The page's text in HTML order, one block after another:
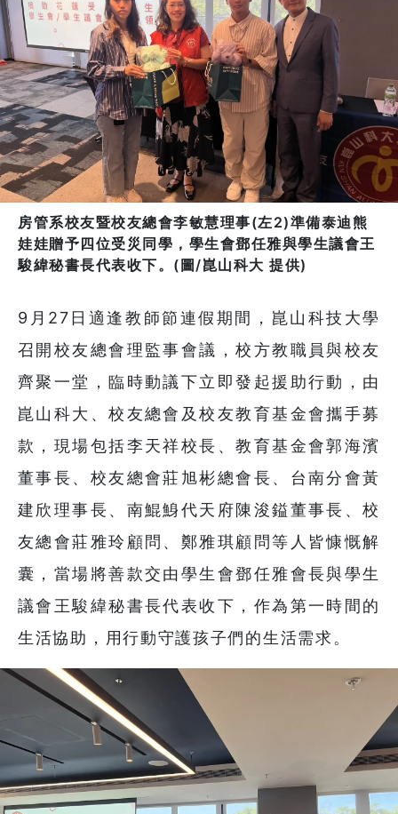
房管系校友暨校友總會李敏慧理事(左2)準備泰迪熊
娃娃贈予四位受災同學，學生會鄧任雅與學生議會王
駿緯秘書長代表收下。(圖/崑山科大 提供)
9月27日適逢教師節連假期間，崑山科技大學
召開校友總會理監事會議，校方教職員與校友
齊聚一堂，臨時動議下立即發起援助行動，由
崑山科大、校友總會及校友教育基金會攜手募
款，現場包括李天祥校長、教育基金會郭海濱
董事長、校友總會莊旭彬總會長、台南分會黃
建欣理事長、南鯤鯓代天府陳浚鎰董事長、校
友總會莊雅玲顧問、鄭雅琪顧問等人皆慷慨解
囊，當場將善款交由學生會鄧任雅會長與學生
議會王駿緯秘書長代表收下，作為第一時間的
生活協助，用行動守護孩子們的生活需求。